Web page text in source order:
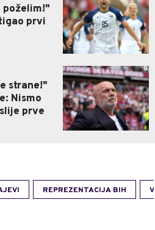
poželim!"
prvi
strane!"
Nismo
prve
0
REPREZENTACIJA BIH